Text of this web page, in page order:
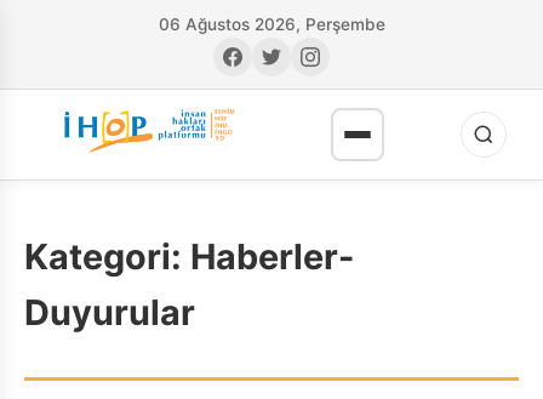
06 Ağustos 2026, Perşembe
Kategori: Haberler-
Duyurular